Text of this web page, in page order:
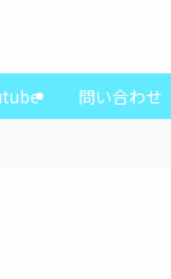
問い合わせ